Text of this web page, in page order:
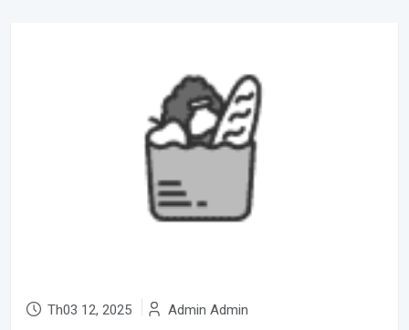
Th03 12, 2025 Admin Admin